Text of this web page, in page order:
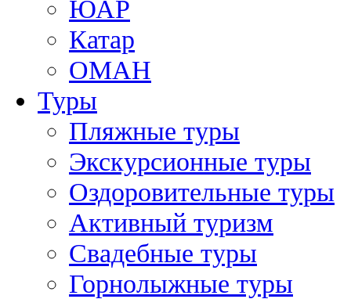
ЮАР
Катар
ОМАН
Туры
Пляжные туры
Экскурсионные туры
Оздоровительные туры
Активный туризм
Свадебные туры
Горнолыжные туры